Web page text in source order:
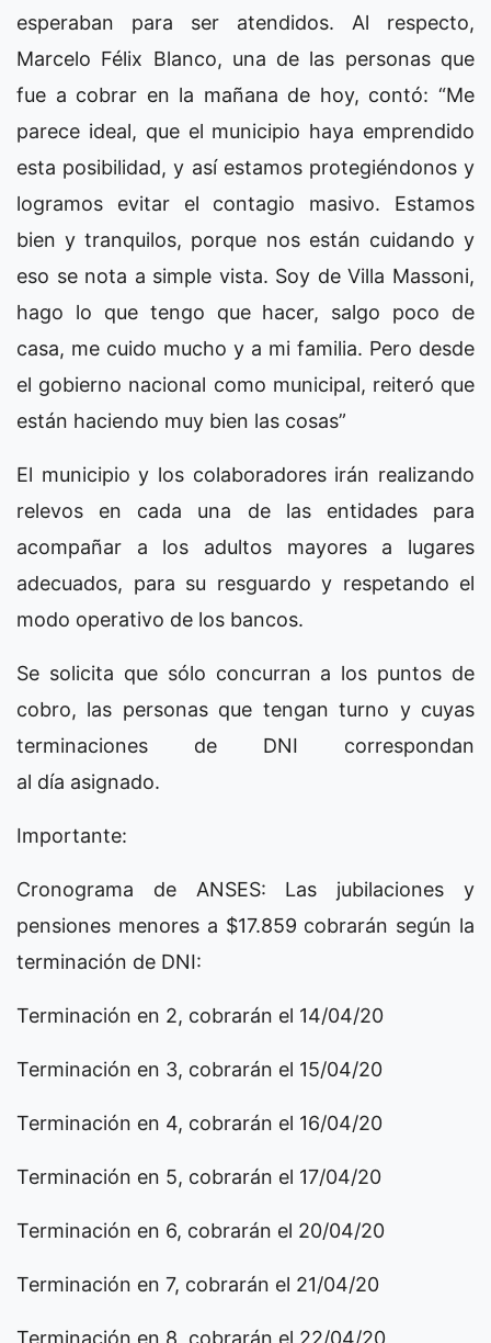
esperaban para ser atendidos. Al respecto,
Marcelo Félix Blanco, una de las personas que
fue a cobrar en la mañana de hoy, contó: “Me
parece ideal, que el municipio haya emprendido
esta posibilidad, y así estamos protegiéndonos y
logramos evitar el contagio masivo. Estamos
bien y tranquilos, porque nos están cuidando y
eso se nota a simple vista. Soy de Villa Massoni,
hago lo que tengo que hacer, salgo poco de
casa, me cuido mucho y a mi familia. Pero desde
el gobierno nacional como municipal, reiteró que
están haciendo muy bien las cosas”
El municipio y los colaboradores irán realizando
relevos en cada una de las entidades para
acompañar a los adultos mayores a lugares
adecuados, para su resguardo y respetando el
modo operativo de los bancos.
Se solicita que sólo concurran a los puntos de
cobro, las personas que tengan turno y cuyas
terminaciones de DNI correspondan
al día asignado.
Importante:
Cronograma de ANSES: Las jubilaciones y
pensiones menores a $17.859 cobrarán según la
terminación de DNI:
Terminación en 2, cobrarán el 14/04/20
Terminación en 3, cobrarán el 15/04/20
Terminación en 4, cobrarán el 16/04/20
Terminación en 5, cobrarán el 17/04/20
Terminación en 6, cobrarán el 20/04/20
Terminación en 7, cobrarán el 21/04/20